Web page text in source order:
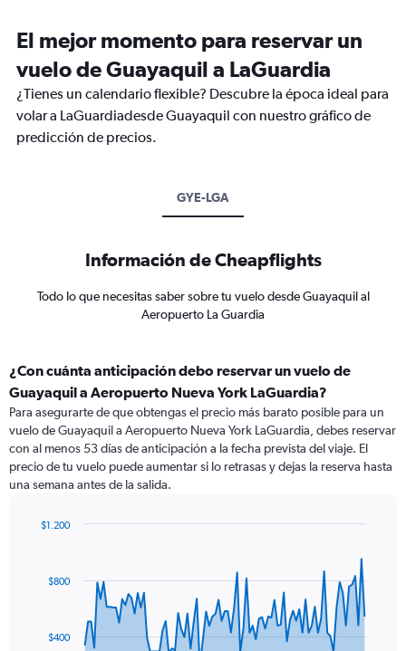
El mejor momento para reservar un
vuelo de Guayaquil a LaGuardia
¿Tienes un calendario flexible? Descubre la época ideal para
volar a LaGuardiadesde Guayaquil con nuestro gráfico de
predicción de precios.
GYE-LGA
Información de Cheapflights
Todo lo que necesitas saber sobre tu vuelo desde Guayaquil al
Aeropuerto La Guardia
¿Con cuánta anticipación debo reservar un vuelo de
Guayaquil a Aeropuerto Nueva York LaGuardia?
Para asegurarte de que obtengas el precio más barato posible para un
vuelo de Guayaquil a Aeropuerto Nueva York LaGuardia, debes reservar
con al menos 53 días de anticipación a la fecha prevista del viaje. El
precio de tu vuelo puede aumentar si lo retrasas y dejas la reserva hasta
una semana antes de la salida.
data
The$400
$800
$1.200